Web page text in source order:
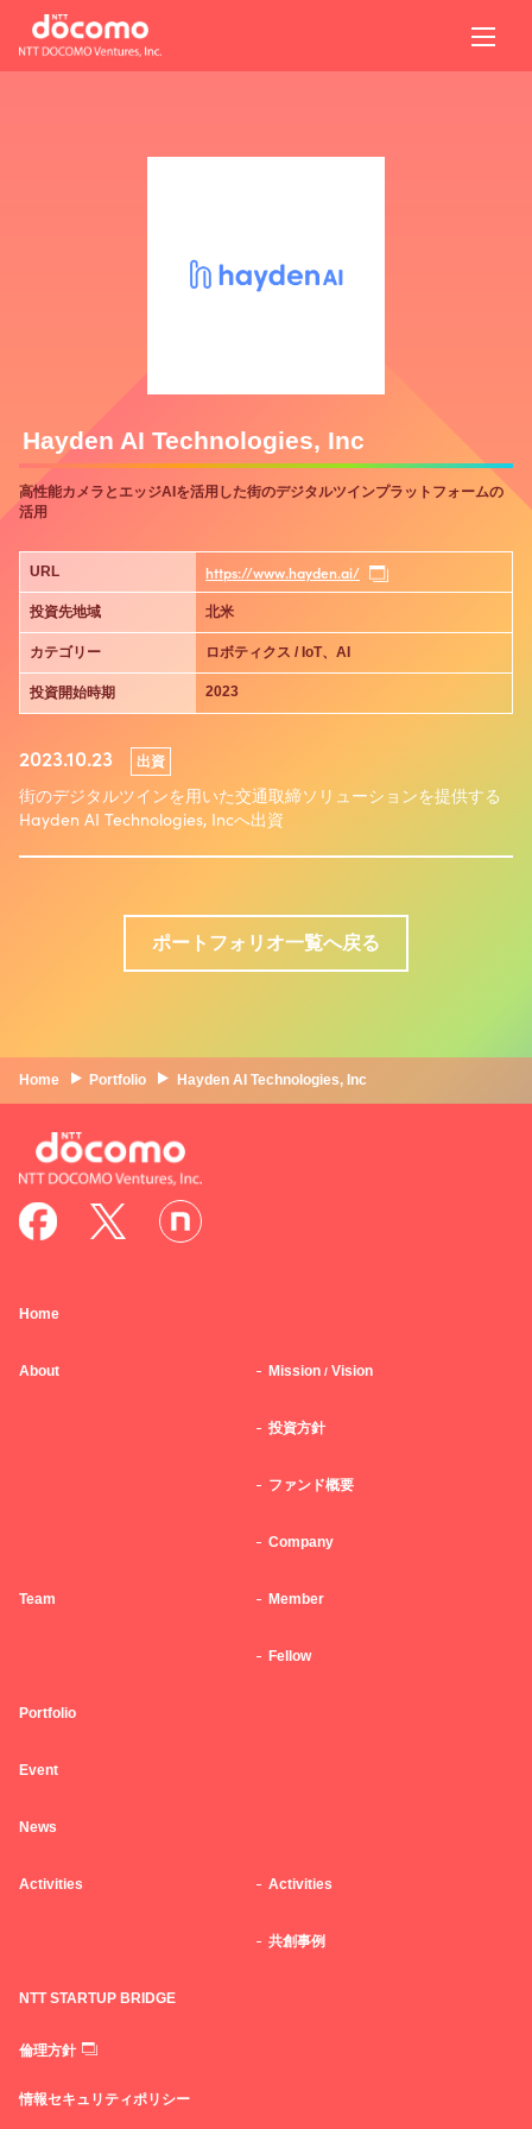
Hayden AI Technologies, Inc
高性能カメラとエッジAIを活用した街のデジタルツインプラットフォームの
活用
URL https://www.hayden.ai/
投資先地域 北米
カテゴリー ロボティクス / IoT、AI
投資開始時期 2023
2023.10.23 出資
街のデジタルツインを用いた交通取締ソリューションを提供する
Hayden AI Technologies, Incへ出資
ポートフォリオ一覧へ戻る
Home Portfolio Hayden AI Technologies, Inc
Home
About Mission / Vision
投資方針
ファンド概要
Company
Team Member
Fellow
Portfolio
Event
News
Activities Activities
共創事例
NTT STARTUP BRIDGE
倫理方針
情報セキュリティポリシー